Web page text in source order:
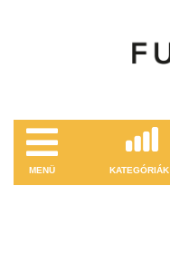
MENÜ KATEGÓRIÁK